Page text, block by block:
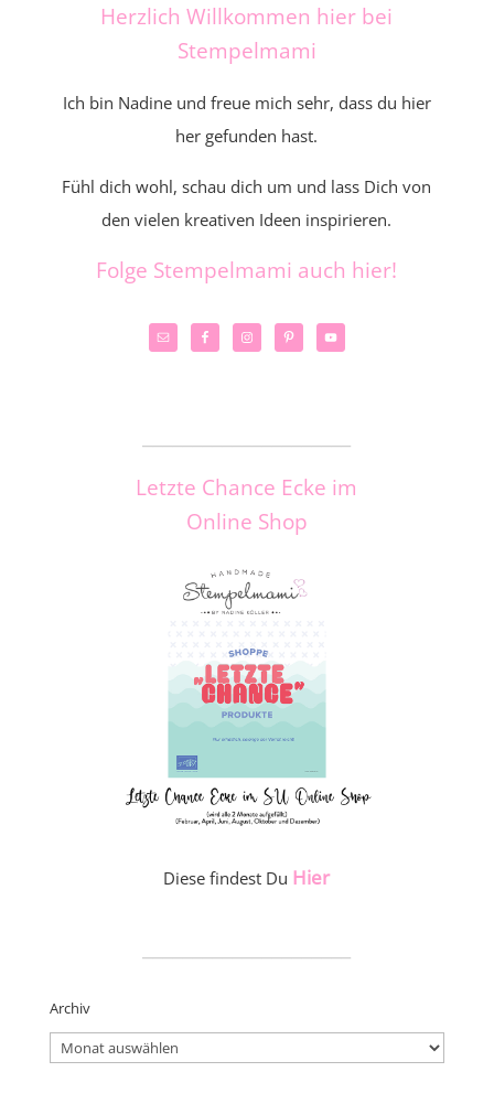
Herzlich Willkommen hier bei
Stempelmami
Ich bin Nadine und freue mich sehr, dass du hier
her gefunden hast.
Fühl dich wohl, schau dich um und lass Dich von
den vielen kreativen Ideen inspirieren.
Folge Stempelmami auch hier!
Letzte Chance Ecke im
Online Shop
Diese findest Du Hier
Archiv
Archiv